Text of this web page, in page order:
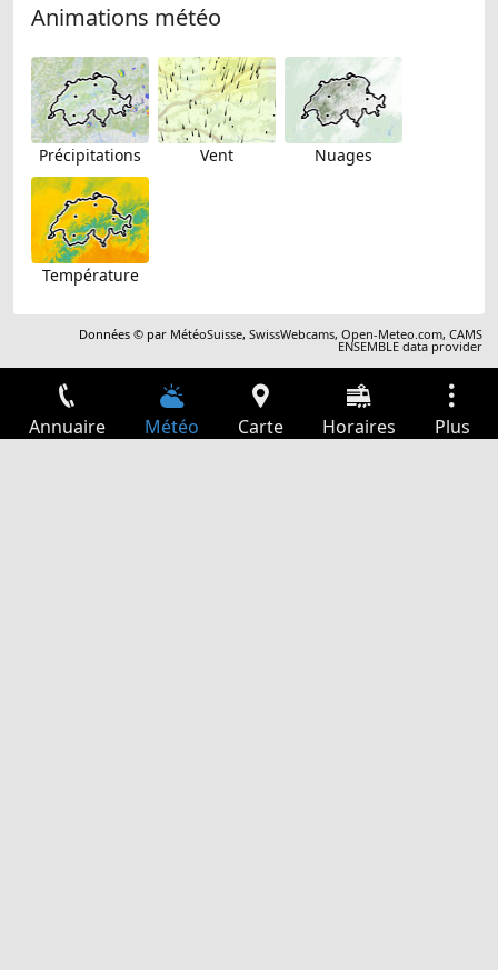
Animations météo
Précipitations Vent Nuages
Température
Données © par MétéoSuisse,SwissWebcams,Open-Meteo.com,CAMS
ENSEMBLE data provider
Annuaire Météo Carte Horaires Plus